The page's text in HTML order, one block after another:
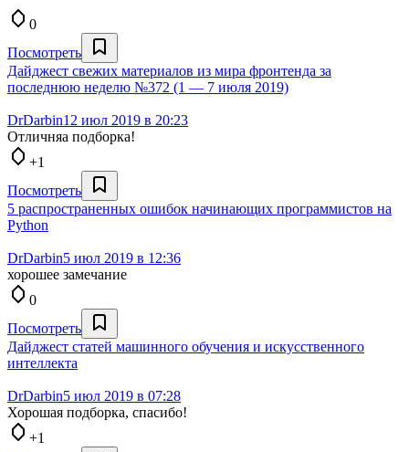
0
Посмотреть
Дайджест свежих материалов из мира фронтенда за
последнюю неделю №372 (1 — 7 июля 2019)
DrDarbin12 июл 2019 в 20:23
Отличняа подборка!
+1
Посмотреть
5 распространенных ошибок начинающих программистов на
Python
DrDarbin5 июл 2019 в 12:36
хорошее замечание
0
Посмотреть
Дайджест статей машинного обучения и искусственного
интеллекта
DrDarbin5 июл 2019 в 07:28
Хорошая подборка, спасибо!
+1